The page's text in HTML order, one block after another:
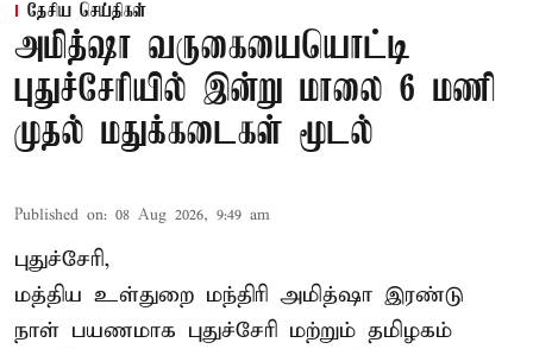
தேசிய செய்திகள்
அமித்ஷா வருகையையொட்டி
புதுச்சேரியில் இன்று மாலை 6 மணி
முதல் மதுக்கடைகள் மூடல்
Published on: 08 Aug 2026, 9:49 am
புதுச்சேரி,
மத்திய உள்துறை மந்திரி அமித்ஷா இரண்டு
நாள் பயணமாக புதுச்சேரி மற்றும் தமிழகம்